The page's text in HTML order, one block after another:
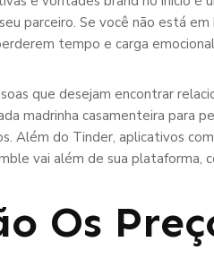
parceiro. Se você não está
tempo e carga
que desejam encontrar
madrinha casamenteira para
Além do Tinder, aplicativos
vai além de sua plataforma,
Os